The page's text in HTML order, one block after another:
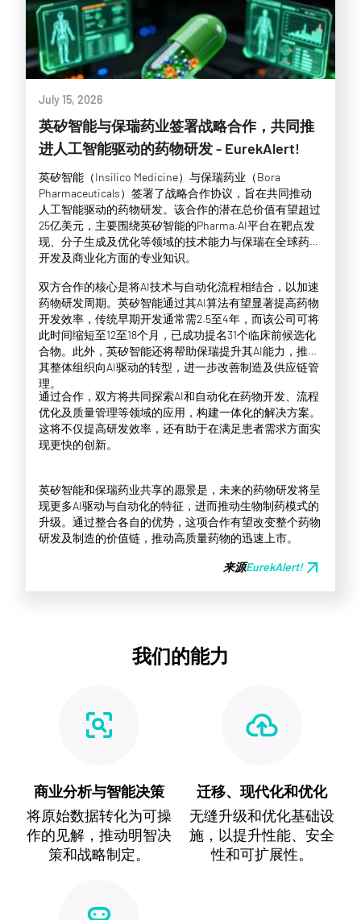
July 15, 2026
英矽智能与保瑞药业签署战略合作，共同推
进人工智能驱动的药物研发 - EurekAlert!
英矽智能（Insilico Medicine）与保瑞药业（Bora
Pharmaceuticals）签署了战略合作协议，旨在共同推动
人工智能驱动的药物研发。该合作的潜在总价值有望超过
25亿美元，主要围绕英矽智能的Pharma.AI平台在靶点发
现、分子生成及优化等领域的技术能力与保瑞在全球药物
开发及商业化方面的专业知识。
双方合作的核心是将AI技术与自动化流程相结合，以加速
药物研发周期。英矽智能通过其AI算法有望显著提高药物
开发效率，传统早期开发通常需2.5至4年，而该公司可将
此时间缩短至12至18个月，已成功提名31个临床前候选化
合物。此外，英矽智能还将帮助保瑞提升其AI能力，推动
其整体组织向AI驱动的转型，进一步改善制造及供应链管
理。
通过合作，双方将共同探索AI和自动化在药物开发、流程
优化及质量管理等领域的应用，构建一体化的解决方案。
这将不仅提高研发效率，还有助于在满足患者需求方面实
现更快的创新。
英矽智能和保瑞药业共享的愿景是，未来的药物研发将呈
现更多AI驱动与自动化的特征，进而推动生物制药模式的
升级。通过整合各自的优势，这项合作有望改变整个药物
研发及制造的价值链，推动高质量药物的迅速上市。
来源EurekAlert!arrow_outward
我们的能力
商业分析与智能决策
将原始数据转化为可操
作的见解，推动明智决
策和战略制定。
迁移、现代化和优化
无缝升级和优化基础设
施，以提升性能、安全
性和可扩展性。